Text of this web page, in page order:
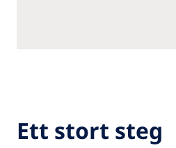
Ett stort steg